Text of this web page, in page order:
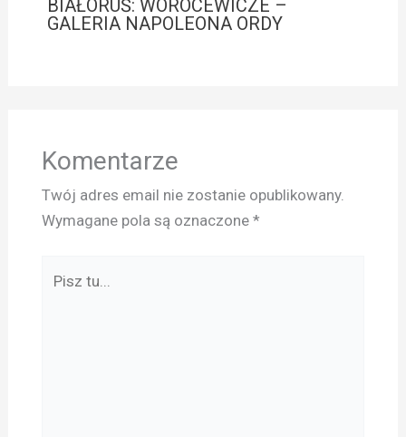
BIAŁORUŚ: WOROCEWICZE –
GALERIA NAPOLEONA ORDY
Komentarze
Twój adres email nie zostanie opublikowany.
Wymagane pola są oznaczone *